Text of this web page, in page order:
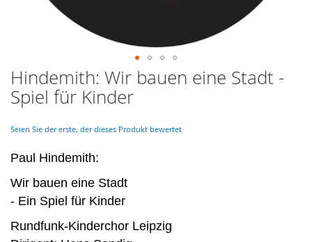
Skip
to
the
of
images
Hindemith: Wir bauen eine Stadt -
Spiel für Kinder
Seien Sie der erste, der dieses Produkt bewertet
Paul Hindemith:
Wir bauen eine Stadt
- Ein Spiel für Kinder
Rundfunk-Kinderchor Leipzig